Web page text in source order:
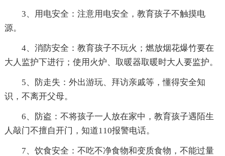
3、用电安全：注意用电安全，教育孩子不触摸电
源。
4、消防安全：教育孩子不玩火；燃放烟花爆竹要在
大人监护下进行；使用火炉、取暖器取暖时大人要监护。
5、防走失：外出游玩、拜访亲戚等，懂得安全知
识，不离开父母。
6、防盗：不将孩子一人放在家中，教育孩子遇陌生
人敲门不擅自开门，知道110报警电话。
7、饮食安全：不吃不净食物和变质食物，不能过量